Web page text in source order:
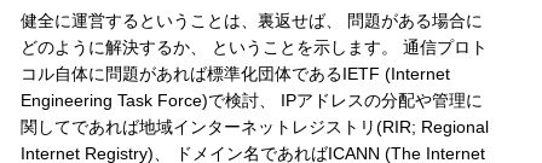
健全に運営するということは、裏返せば、 問題がある場合に
どのように解決するか、 ということを示します。 通信プロト
コル自体に問題があれば標準化団体であるIETF (Internet
Engineering Task Force)で検討、 IPアドレスの分配や管理に
関してであれば地域インターネットレジストリ(RIR; Regional
Internet Registry)、 ドメイン名であればICANN (The Internet